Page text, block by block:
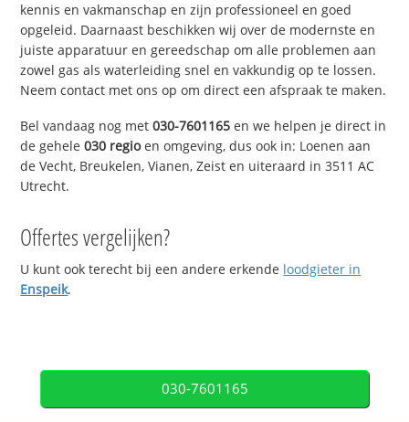
kennis en vakmanschap en zijn professioneel en goed
opgeleid. Daarnaast beschikken wij over de modernste en
juiste apparatuur en gereedschap om alle problemen aan
zowel gas als waterleiding snel en vakkundig op te lossen.
Neem contact met ons op om direct een afspraak te maken.
Bel vandaag nog met030-7601165 en we helpen je direct in
de gehele030 regioen omgeving, dus ook in: Loenen aan
de Vecht, Breukelen, Vianen, Zeist en uiteraard in 3511 AC
Utrecht.
Offertes vergelijken?
U kunt ook terecht bij een andere erkende loodgieter in
Enspeik.
030-7601165